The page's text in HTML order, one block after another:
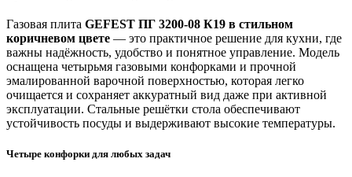
Газовая плита GEFEST ПГ 3200‑08 К19 в стильном
коричневом цвете — это практичное решение для кухни, где
важны надёжность, удобство и понятное управление. Модель
оснащена четырьмя газовыми конфорками и прочной
эмалированной варочной поверхностью, которая легко
очищается и сохраняет аккуратный вид даже при активной
эксплуатации. Стальные решётки стола обеспечивают
устойчивость посуды и выдерживают высокие температуры.
Четыре конфорки для любых задач